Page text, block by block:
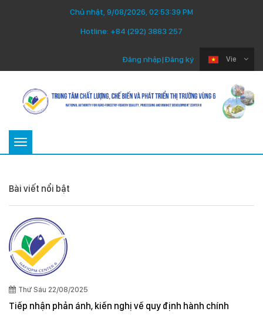
Chủ nhật, 9/08/2026, 02:53:39 PM
Hotline: +84 (292) 3883 257
Vie
Đăng nhập|Đăng ký
Toggle
Bài viết nổi bật
hành chính